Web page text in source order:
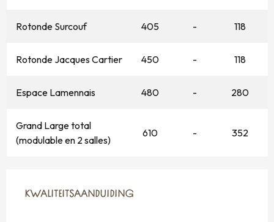
Rotonde Surcouf 405 - 118
Rotonde Jacques Cartier 450 - 118
Espace Lamennais 480 - 280
Grand Large total
(modulable en 2 salles)
610 - 352
KWALITEITSAANDUIDING
KWALITEITSAANDUIDING